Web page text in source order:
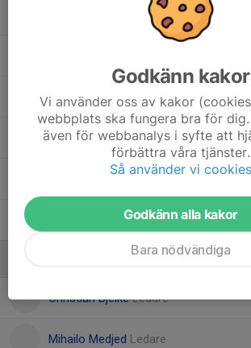
Nils Hedlund
1. Noel Blomgren
Novak Medjed
10. Umid Valiyev
Christian BjelkeLedare
Mihailo Medjed Ledare
Godkänn kakor
Vi använder oss av kakor
webbplats ska fungera bra för
även för webbanalys i syfte att
förbättra våra tjänster.
Så använder vi cookies
Godkänn alla kakor
Bara nödvändiga